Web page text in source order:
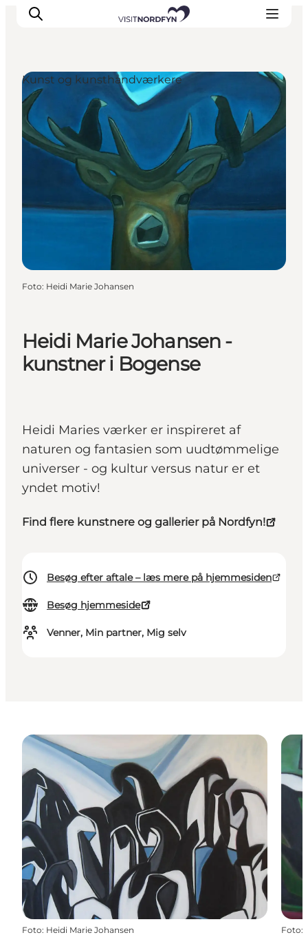
Oplev
Det sker
Spis og drik
Overnatning
Book oplevelser
For børn
Heidi Marie Johansen -
kunstner i Bogense
Heidi Maries værker er inspireret af
naturen og fantasien som uudtømmelige
universer - og kultur versus natur er et
yndet motiv!
Find flere kunstnere og gallerier på Nordfyn!
Besøg efter aftale – læs mere på hjemmesiden
Besøg hjemmeside
Venner, Min partner, Mig selv
Kunst og kunsthåndværkere
Foto: Heidi Marie Johansen
Foto: Heidi Marie Johansen Foto: